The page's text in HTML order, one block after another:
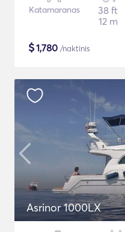
Katamaranas
38 ft
12 m
$1,780 /naktinis
Asrinor 1000LX